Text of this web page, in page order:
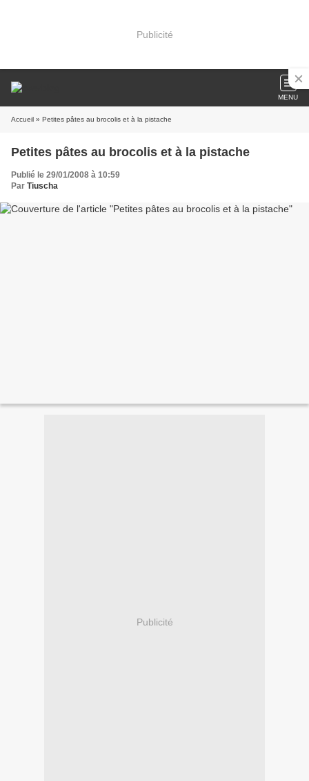
Publicité
MENU
Accueil » Petites pâtes au brocolis et à la pistache
Petites pâtes au brocolis et à la pistache
Publié le 29/01/2008 à 10:59
Par Tiuscha
Publicité